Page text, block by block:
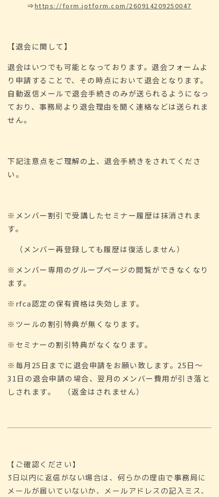
⇒https://form.jotform.com/260914209250047
【退会に関して】
退会はいつでも可能となっております。退会フォームよ
り申請することで、その時点において退会となります。
自動返信メールで退会手続きのみが送られるようになっ
ており、事務局より退会理由を聞く連絡などは送られま
せん。
下記注意点をご理解の上、退会手続きをされてくださ
い。
※メンバー割引で受講したセミナー履歴は抹消されま
す。
（メンバー再登録しても履歴は復活しません）
※メンバー専用のグループページの閲覧ができなくなり
ます。
※rfca認定の保有資格は失効します。
※ツールの割引特典が無くなります。
※セミナーの割引特典がなくなります。
※毎月25日までに退会申請をお願い致します。25日～
31日の退会申請の場合、翌月のメンバー費用が引き落と
しされます。 （返金はされません）
【ご確認ください】
3日以内に返信がない場合は、何らかの理由で事務局に
メールが届いていないか、メールアドレスの記入ミス、